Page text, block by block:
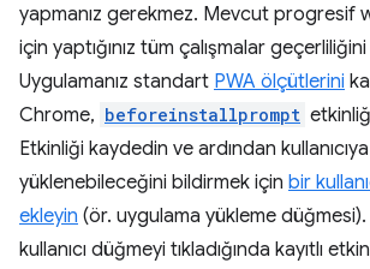
yapmanız gerekmez. Mevcut progresif
için yaptığınız tüm çalışmalar
Uygulamanız standart PWA ölçütlerini
Chrome, beforeinstallprompt
Etkinliği kaydedin ve ardından
yüklenebileceğini bildirmek için bir
ekleyin (ör. uygulama yükleme düğmesi).
kullanıcı düğmeyi tıkladığında kayıtlı